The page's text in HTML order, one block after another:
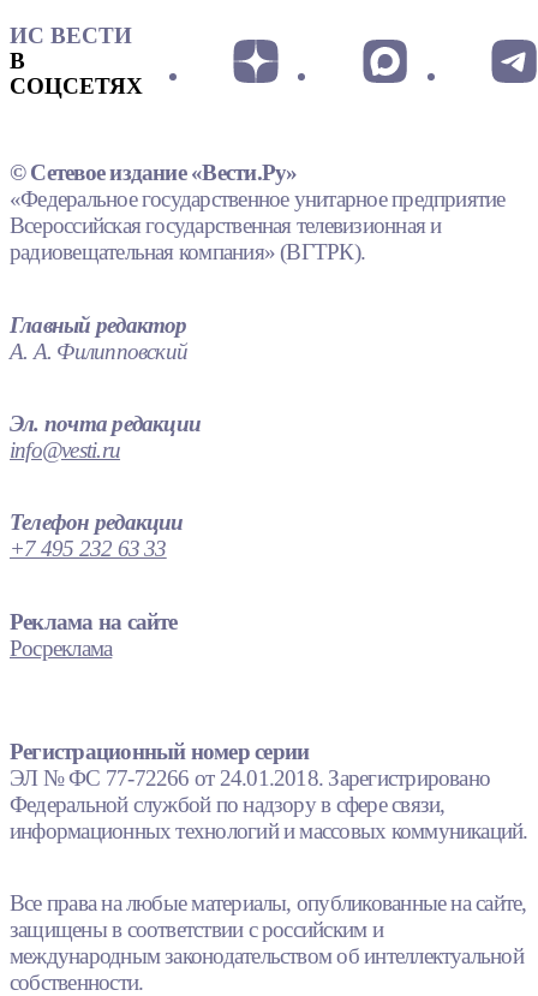
ИС ВЕСТИ
В
СОЦСЕТЯХ
© Сетевое издание «Вести.Ру»
«Федеральное государственное унитарное предприятие
Всероссийская государственная телевизионная и
радиовещательная компания» (ВГТРК).
Главный редактор
А. А. Филипповский
Эл. почта редакции
info@vesti.ru
Телефон редакции
+7 495 232 63 33
Реклама на сайте
Росреклама
Регистрационный номер серии
ЭЛ № ФС 77-72266 от 24.01.2018. Зарегистрировано
Федеральной службой по надзору в сфере связи,
информационных технологий и массовых коммуникаций.
Все права на любые материалы, опубликованные на сайте,
защищены в соответствии с российским и
международным законодательством об интеллектуальной
собственности.